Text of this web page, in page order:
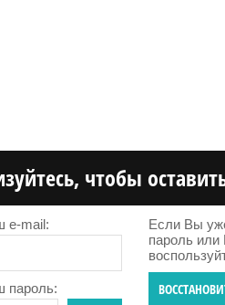
чтобы
e-mail:
пароль:
Если Вы
пароль